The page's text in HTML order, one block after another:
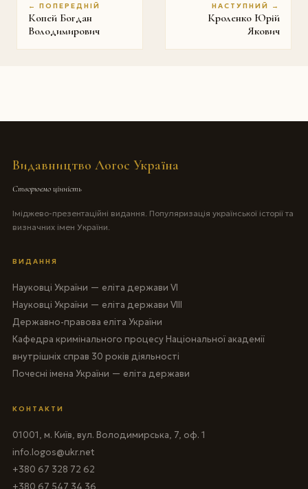
← ПОПЕРЕДНІЙ
Копей Богдан
Володимирович
НАСТУПНИЙ →
Кроленко Юрій
Якович
Видавництво Логос Україна
Створюємо цінність
Іміджево-презентаційні видання. Популяризація української історії та
визначних імен України.
ВИДАННЯ
Науковці України — еліта держави VI
Науковці України — еліта держави VIII
Державно-правова еліта України
Кафедра кримінального процесу Національної академії
внутрішніх справ 30 років діяльності
Почесні імена України — еліта держави
КОНТАКТИ
01001, м. Київ, вул. Володимирська, 7, оф. 1
info.logos@ukr.net
+380 67 328 72 62
+380 67 547 34 36